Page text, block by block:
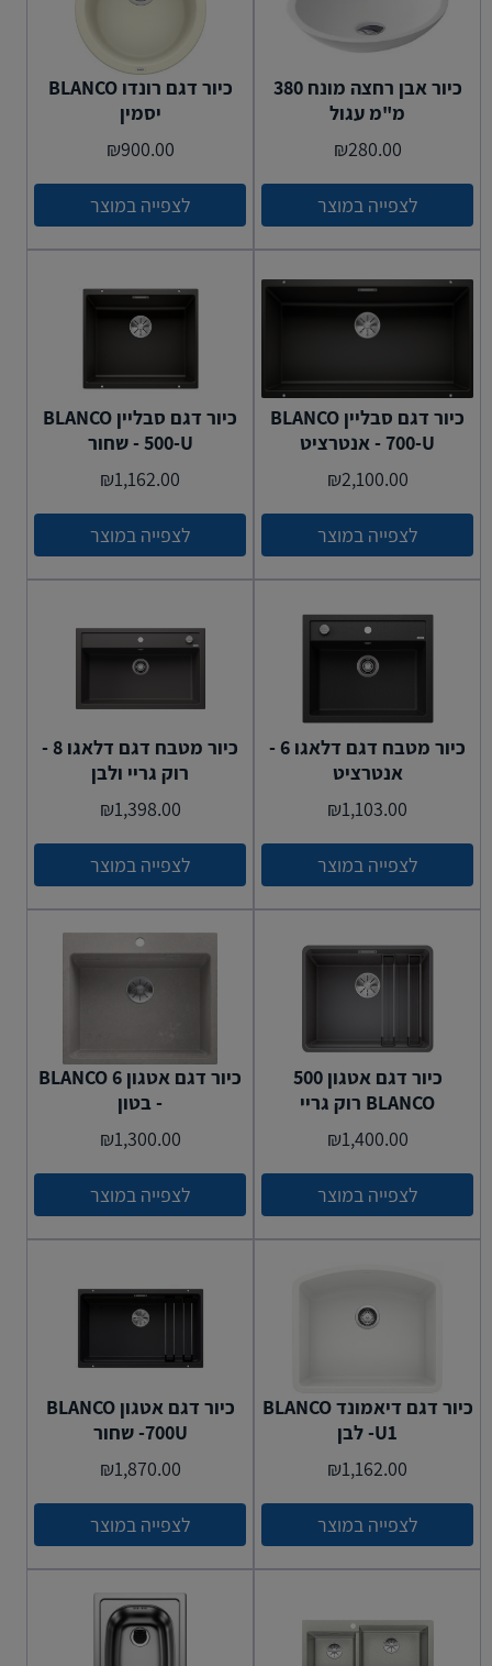
כיור אבן רחצה מונח 380
מ"מ עגול
₪280.00
לצפייה במוצר
כיור דגם רונדו BLANCO
יסמין
₪900.00
לצפייה במוצר
כיור דגם סבליין BLANCO
700-U - אנטרציט
₪2,100.00
לצפייה במוצר
כיור דגם סבליין BLANCO
500-U - שחור
₪1,162.00
לצפייה במוצר
כיור מטבח דגם דלאגו 6 -
אנטרציט
₪1,103.00
לצפייה במוצר
כיור מטבח דגם דלאגו 8 -
רוק גריי ולבן
₪1,398.00
לצפייה במוצר
כיור דגם אטגון 500
BLANCO רוק גריי
₪1,400.00
לצפייה במוצר
כיור דגם אטגון BLANCO 6
- בטון
₪1,300.00
לצפייה במוצר
כיור דגם דיאמונד BLANCO
U1- לבן
₪1,162.00
לצפייה במוצר
כיור דגם אטגון BLANCO
700U- שחור
₪1,870.00
לצפייה במוצר